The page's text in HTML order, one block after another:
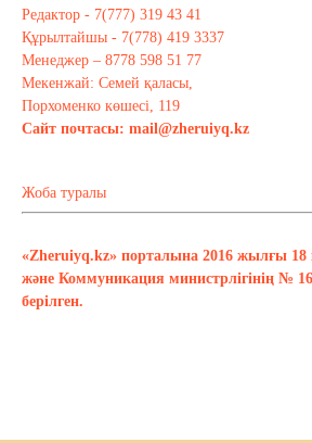
Редактор - 7(777) 319 43 41
Құрылтайшы - 7(778) 419 3337
Менеджер – 8778 598 51 77
Мекенжай: Семей қаласы,
Порхоменко көшесі, 119
Сайт почтасы: mail@zheruiyq.kz
Жоба туралы
«Zheruiyq.kz» порталына 2016 жылғы 18
және Коммуникация министрлігінің №
берілген.